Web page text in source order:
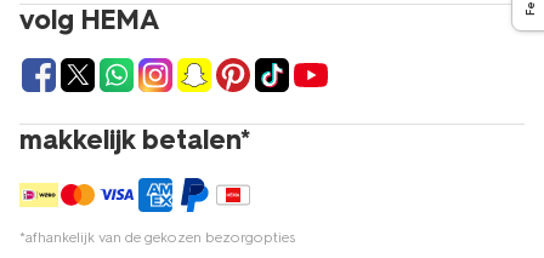
volg HEMA
makkelijk betalen*
*afhankelijk van de gekozen bezorgopties